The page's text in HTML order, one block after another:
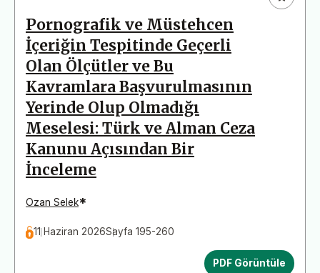
Pornografik ve Müstehcen
İçeriğin Tespitinde Geçerli
Olan Ölçütler ve Bu
Kavramlara Başvurulmasının
Yerinde Olup Olmadığı
Meselesi: Türk ve Alman Ceza
Kanunu Açısından Bir
İnceleme
Ozan Selek*
11 Haziran 2026Sayfa 195-260
PDF Görüntüle